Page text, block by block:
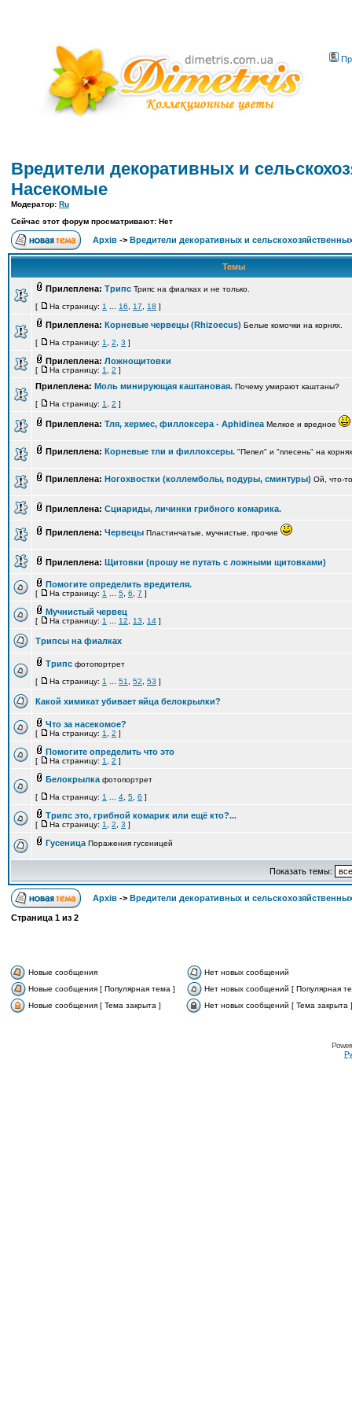
Вредители декоративных и
Насекомые
Модератор: Ru
Сейчас этот форум просматривают: Нет
Архів -> Вредители декоративных и
Темы
Прилеплена: Трипс Трипс на фиалках и не только.
[
На страницу: 1 16 17 18 ]
Прилеплена: Корневые червецы (Rhizoecus) Белые комочки на корнях.
[
На страницу: 1 2 3 ]
Прилеплена: Ложнощитовки
[ На страницу: 1 2 ]
Прилеплена: Моль минирующая каштановая. Почему умирают каштаны?
[
На страницу: 1 2 ]
Прилеплена: Тля, хермес, филлоксера - Aphidinea Мелкое и вредное
Прилеплена: Корневые тли и филлоксеры. "Пепел" и "плесень" на
Прилеплена: Ногохвостки (коллемболы, подуры, сминтуры) Ой, что-
Прилеплена: Сциариды, личинки грибного комарика.
Прилеплена: Червецы Пластинчатые, мучнистые, прочие
Прилеплена: Щитовки (прошу не путать с ложными щитовками)
Помогите определить вредителя.
[ На страницу: 1 5 6 7 ]
Мучнистый червец
[ На страницу: 1 12 13 14 ]
Трипсы на фиалках
Трипс фотопортрет
[
На страницу: 1 51 52 53 ]
Какой химикат убивает яйца белокрылки?
Что за насекомое?
[ На страницу: 1 2 ]
Помогите определить что это
[ На страницу: 1 2 ]
Белокрылка фотопортрет
[
На страницу: 1 4 5 6 ]
Трипс это, грибной комарик или ещё кто?...
[ На страницу: 1 2 3 ]
Гусеница Поражения гусеницей
Показать темы:
Архів -> Вредители декоративных и
Страница 1 из 2
Новые сообщения
Нет новых сообщений
Новые сообщения [ Популярная тема ]
Нет новых сообщений [ Популярная
Новые сообщения [ Тема закрыта ]
Нет новых сообщений [ Тема закрыта ]